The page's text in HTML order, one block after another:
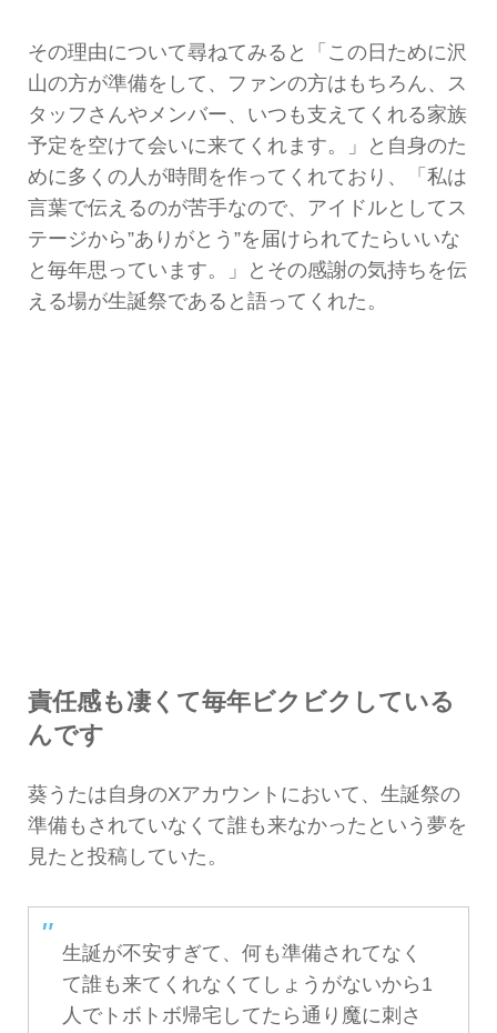
その理由について尋ねてみると「この日ために沢
山の方が準備をして、ファンの方はもちろん、ス
タッフさんやメンバー、いつも支えてくれる家族
予定を空けて会いに来てくれます。」と自身のた
めに多くの人が時間を作ってくれており、「私は
言葉で伝えるのが苦手なので、アイドルとしてス
テージから”ありがとう”を届けられてたらいいな
と毎年思っています。」とその感謝の気持ちを伝
える場が生誕祭であると語ってくれた。
責任感も凄くて毎年ビクビクしている
んです
葵うたは自身のXアカウントにおいて、生誕祭の
準備もされていなくて誰も来なかったという夢を
見たと投稿していた。
生誕が不安すぎて、何も準備されてなく
て誰も来てくれなくてしょうがないから1
人でトボトボ帰宅してたら通り魔に刺さ